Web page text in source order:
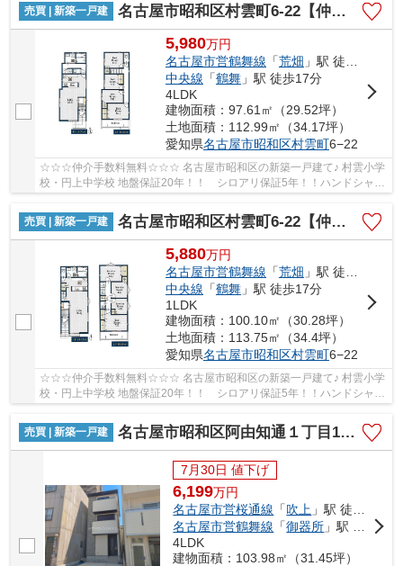
売買 | 新築一戸建 名古屋市昭和区村雲町6‐22【仲介手数料無料】新築一戸建て 2号棟
5,980万円
名古屋市営鶴舞線 「荒畑 」駅 徒歩12分
中央線 「鶴舞」駅 徒歩17分
4LDK
建物面積：97.61㎡（29.52坪）
土地面積：112.99㎡（34.17坪）
愛知県名古屋市昭和区村雲町6−22
☆☆☆仲介手数料無料☆☆☆ 名古屋市昭和区の新築一戸建て♪ 村雲小学
校・円上中学校 地盤保証20年！！ シロアリ保証5年！！ハンドシャワ
売買 | 新築一戸建
名古屋市昭和区村雲町6‐22【仲介手数料無料】新築一戸建て 3号棟
5,880万円
名古屋市営鶴舞線 「荒畑 」駅 徒歩12分
中央線 「鶴舞」駅 徒歩17分
1LDK
建物面積：100.10㎡（30.28坪）
土地面積：113.75㎡（34.4坪）
愛知県名古屋市昭和区村雲町6−22
☆☆☆仲介手数料無料☆☆☆ 名古屋市昭和区の新築一戸建て♪ 村雲小学
校・円上中学校 地盤保証20年！！ シロアリ保証5年！！ハンドシャワ
売買 | 新築一戸建
名古屋市昭和区阿由知通１丁目16-5【仲介手数料無料】新築一戸建て 1号棟
7月30日 値下げ
6,199万円
名古屋市営桜通線 「吹上 」駅 徒歩3分
名古屋市営鶴舞線 「御器所 」駅 徒歩10分
4LDK
建物面積：103.98㎡（31.45坪）